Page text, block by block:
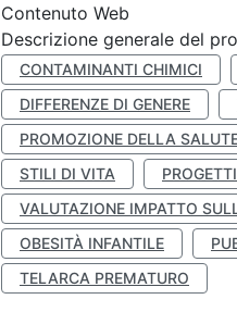
Contenuto Web
Descrizione generale del
CONTAMINANTI CHIMICI
DIFFERENZE DI GENERE
PROMOZIONE DELLA
STILI DI VITA
VALUTAZIONE IMPATTO
OBESITÀ INFANTILE
TELARCA PREMATURO